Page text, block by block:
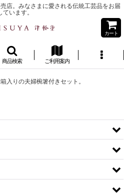
店。みなさまに愛される伝統工芸品をお届
ています。
カート
商品検索 ご利用案内
入りの夫婦椀箸付きセット。